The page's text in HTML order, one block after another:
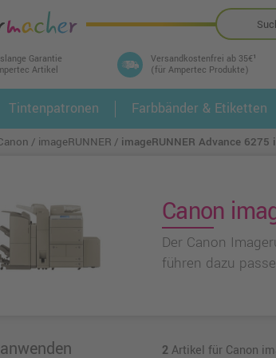
Garantie
Artikel
Versandkostenfrei ab 35€¹
(für Ampertec Produkte)
Schritten ihr Druckermodell
passenden Artikel finden ➤ 1.
Tintenpatronen Farbbänder & Etiketten
imageRUNNER imageRUNNER Advance 6275 i
Canon
Der Canon
führen dazu
2Artikel für Canon